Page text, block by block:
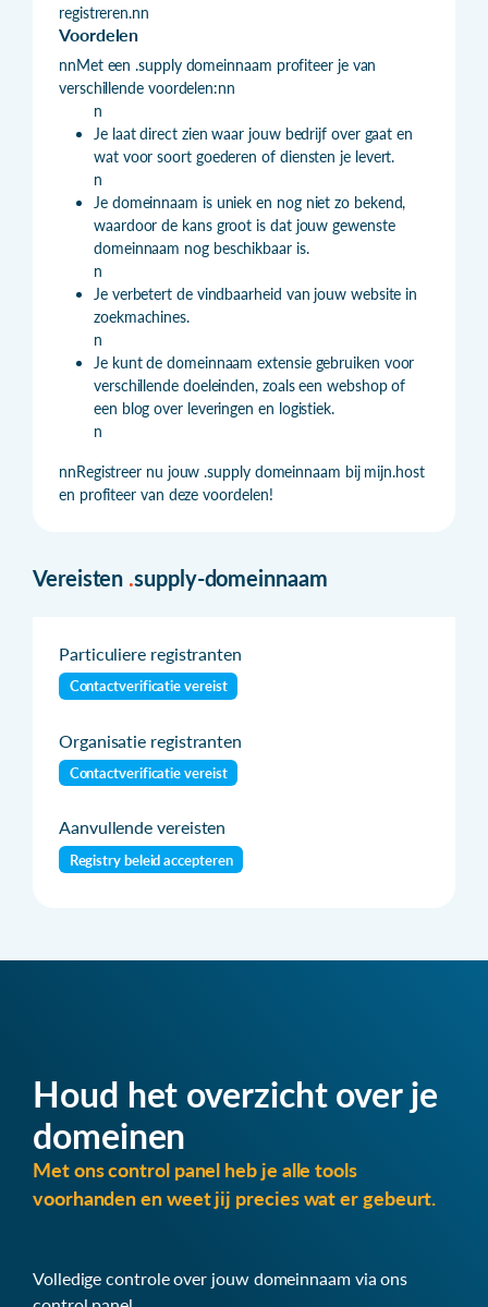
registreren.nn
Voordelen
nnMet een .supply domeinnaam profiteer je van
verschillende voordelen:nn
n
Je laat direct zien waar jouw bedrijf over gaat en
wat voor soort goederen of diensten je levert.
n
Je domeinnaam is uniek en nog niet zo bekend,
waardoor de kans groot is dat jouw gewenste
domeinnaam nog beschikbaar is.
n
Je verbetert de vindbaarheid van jouw website in
zoekmachines.
n
Je kunt de domeinnaam extensie gebruiken voor
verschillende doeleinden, zoals een webshop of
een blog over leveringen en logistiek.
n
nnRegistreer nu jouw .supply domeinnaam bij mijn.host
en profiteer van deze voordelen!
Vereisten .supply-domeinnaam
Particuliere registranten
Contactverificatie vereist
Organisatie registranten
Contactverificatie vereist
Aanvullende vereisten
Registry beleid accepteren
Houd het overzicht over je
domeinen
Met ons control panel heb je alle tools
voorhanden en weet jij precies wat er gebeurt.
Volledige controle over jouw domeinnaam via ons